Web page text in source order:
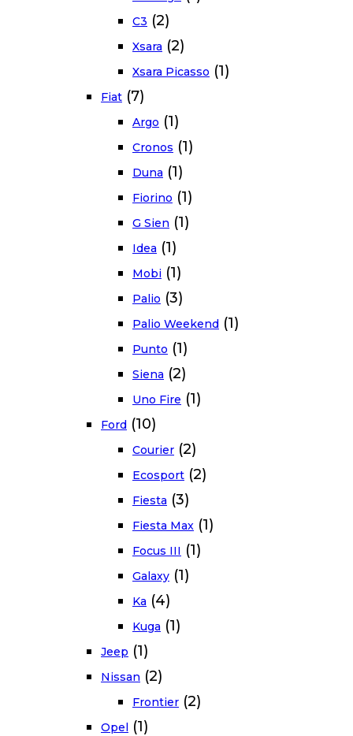
C3 (2)
Xsara (2)
Xsara Picasso (1)
Fiat (7)
Argo (1)
Cronos (1)
Duna (1)
Fiorino (1)
G Sien (1)
Idea (1)
Mobi (1)
Palio (3)
Palio Weekend (1)
Punto (1)
Siena (2)
Uno Fire (1)
Ford (10)
Courier (2)
Ecosport (2)
Fiesta (3)
Fiesta Max (1)
Focus III (1)
Galaxy (1)
Ka (4)
Kuga (1)
Jeep (1)
Nissan (2)
Frontier (2)
Opel (1)